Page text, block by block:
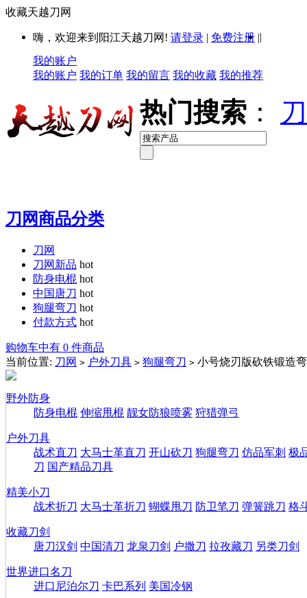
收藏天越刀网
嗨，欢迎来到阳江天越刀网! 请登录 | 免费注册 ||
我的账户
我的账户 我的订单 我的留言 我的收藏 我的推荐
热门搜索 ：
刀网商品分类
刀网
刀网新品 hot
防身电棍 hot
中国唐刀 hot
狗腿弯刀 hot
付款方式 hot
购物车中有 0 件商品
当前位置: 刀网 > 户外刀具 > 狗腿弯刀 > 小号烧刃版砍铁锻造
野外防身
防身电棍 伸缩甩棍 靓女防狼喷雾 狩猎弹弓
户外刀具
战术直刀 大马士革直刀 开山砍刀 狗腿弯刀 仿品军刺 极
刀 国产精品刀具
精美小刀
战术折刀 大马士革折刀 蝴蝶甩刀 防卫笔刀 弹簧跳刀 格
收藏刀剑
唐刀汉剑 中国清刀 龙泉刀剑 户撒刀 拉孜藏刀 另类刀剑
世界进口名刀
进口尼泊尔刀 卡巴系列 美国冷钢